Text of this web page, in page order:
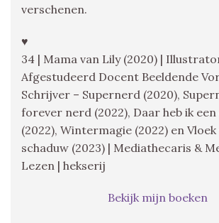
verschenen.
♥
34 | Mama van Lily (2020) |
Afgestudeerd Docent Beeldende
Schrijver – Supernerd (2020),
forever nerd (2022), Daar heb ik
(2022), Wintermagie (2022) en
schaduw (2023) | Mediathecaris &
Lezen | hekserij
Bekijk mijn boeken